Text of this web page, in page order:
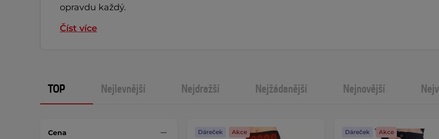
opravdu každý.
Číst více
TOP Nejlevnější Nejdražší Nejžádanější Nejnovější
Cena Dáreček
Akce
Dáreček
Akce